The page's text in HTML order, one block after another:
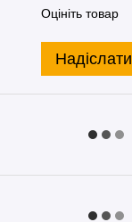
Оцініть товар
Надіслати